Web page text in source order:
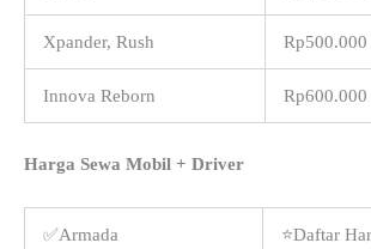
Xpander, Rush Rp500.000
Innova Reborn Rp600.000
Harga Sewa Mobil + Driver
✅Armada ⭐Daftar